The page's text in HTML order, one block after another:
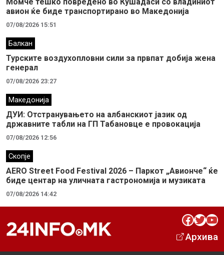
авион ќе биде транспортирано во Македонија
07/08/2026 15:51
Балкан
Турските воздухопловни сили за првпат добија жена
генерал
07/08/2026 23:27
Македонија
ДУИ: Отстранувањето на албанскиот јазик од
државните табли на ГП Табановце е провокација
07/08/2026 12:56
Скопје
AERO Street Food Festival 2026 – Паркот „Авионче“ ќе
биде центар на уличната гастрономија и музиката
07/08/2026 14:42
Facebook Twitter YouTube
Архива